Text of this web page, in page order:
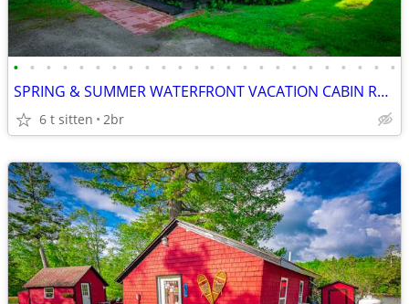
• • • • • • • • • • • • • • • • • • • • • • • •
SPRING & SUMMER WATERFRONT VACATION CABIN RENTALS in ROXBURY MAINE
6 t sitten 2br